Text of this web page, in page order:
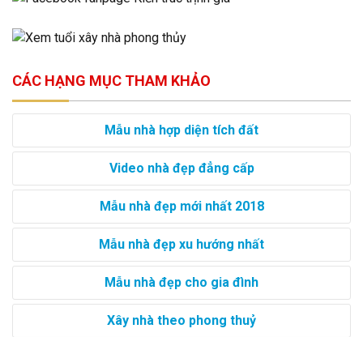
CÁC HẠNG MỤC THAM KHẢO
Mẫu nhà hợp diện tích đất
Video nhà đẹp đẳng cấp
Mẫu nhà đẹp mới nhất 2018
Mẫu nhà đẹp xu hướng nhất
Mẫu nhà đẹp cho gia đình
Xây nhà theo phong thuỷ